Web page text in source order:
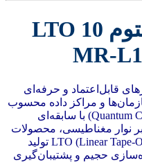
دیتاکارتریج کوانتوم LTO 10
قابل‌اعتماد و حرفه‌ای
و مراکز داده محسوب
می‌شوند. شرکت کوانتوم (Quantum Corporation) با سابقه‌ای
نوار مغناطیسی، محصولات
متنوعی را در قالب کارتریج‌های LTO (Linear Tape-Open) تولید
حجیم و پشتیبان‌گیری